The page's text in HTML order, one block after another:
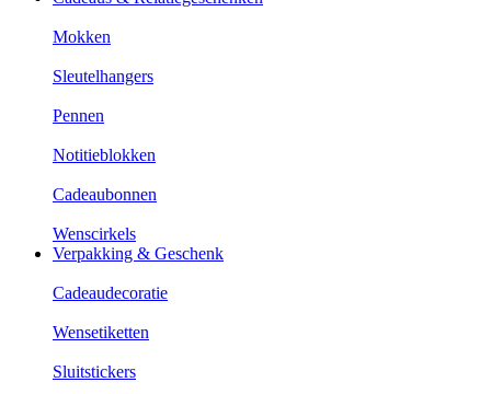
Mokken
Sleutelhangers
Pennen
Notitieblokken
Cadeaubonnen
Wenscirkels
Verpakking & Geschenk
Cadeaudecoratie
Wensetiketten
Sluitstickers